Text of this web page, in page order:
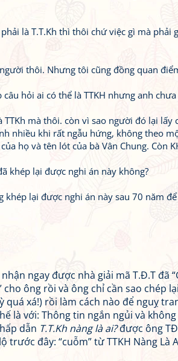
là T.T.Kh thì thôi chứ việc gì mà phải
thôi. Nhưng tôi cũng đồng quan
hỏi ai có thể là TTKH nhưng anh
TTKh mà thôi. còn vì sao người đó lại
nhiều khi rất ngẫu hứng, không theo
họ và tên lót của bà Vân Chung. Còn
khép lại được nghi án này không?
lại được nghi án này sau 70 năm
ngay được nhà giải mã T.Đ.T đã
cho ông rồi và ông chỉ cần sao chép
quá xá!) rồi làm cách nào để nguỵ
là với: Thông tin ngắn ngủi và
dẫn T.T.Kh nàng là ai?được ông
đây: “cuỗm” từ TTKH Nàng Là